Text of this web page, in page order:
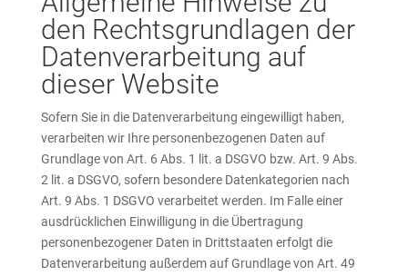
den Rechtsgrundlagen der
Datenverarbeitung auf
dieser Website
Sofern Sie in die Datenverarbeitung eingewilligt haben,
verarbeiten wir Ihre personenbezogenen Daten auf
Grundlage von Art. 6 Abs. 1 lit. a DSGVO bzw. Art. 9 Abs.
2 lit. a DSGVO, sofern besondere Datenkategorien nach
Art. 9 Abs. 1 DSGVO verarbeitet werden. Im Falle einer
ausdrücklichen Einwilligung in die Übertragung
personenbezogener Daten in Drittstaaten erfolgt die
Datenverarbeitung außerdem auf Grundlage von Art. 49